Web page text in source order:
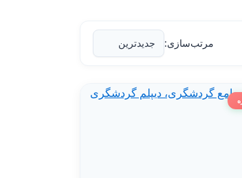
مرتب‌سازی: